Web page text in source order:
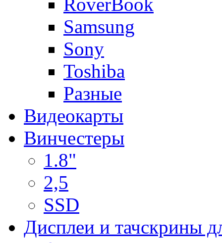
Samsung
Sony
Toshiba
Разные
Видеокарты
Винчестеры
1.8"
2,5
SSD
Дисплеи и тачскрины